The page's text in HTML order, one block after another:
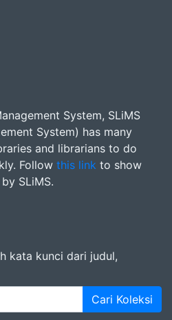
System, SLiMS
System) has many
and librarians to do
Follow this link to show
SLiMS.
kata kunci dari judul,
Cari Koleksi